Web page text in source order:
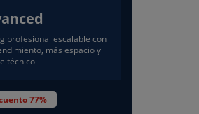
profesional escalable con
más espacio y
técnico
77%